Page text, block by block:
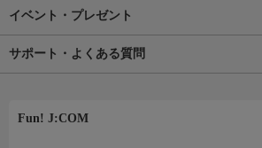
イベント・プレゼント
サポート・よくある質問
Fun! J:COM